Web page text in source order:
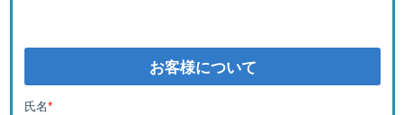
お客様について
氏名*